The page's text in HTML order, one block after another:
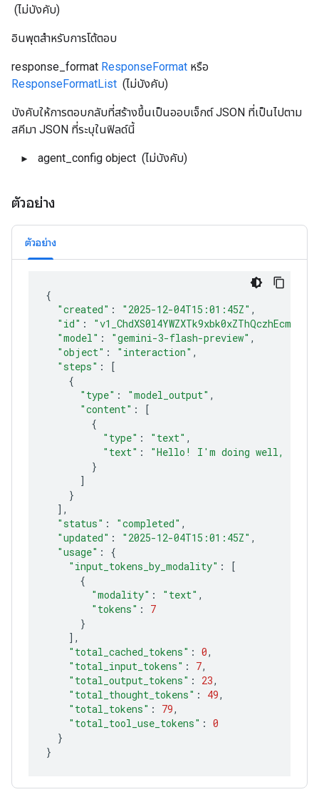
(ไม่บังคับ)
อินพุตสำหรับการโต้ตอบ
response_format ResponseFormat หรือ
ResponseFormatList (ไม่บังคับ)
บังคับให้การตอบกลับที่สร้างขึ้นเป็นออบเจ็กต์ JSON ที่เป็นไปตาม
สคีมา JSON ที่ระบุในฟิลด์นี้
agent_config object (ไม่บังคับ)
ตัวอย่าง
ตัวอย่าง
{
"created" : "2025-12-04T15:01:45Z"
"id" :
"model" : "gemini-3-flash-preview"
"object" : "interaction"
"steps" :
[
{
"type" : "model_output"
"content" :
[
{
"type" : "text"
"text" :
"Hello! I'm doing well,
}
]
}
]
"status" : "completed"
"updated" : "2025-12-04T15:01:45Z"
"usage" :
{
"input_tokens_by_modality" :
[
{
"modality" : "text"
"tokens" :
7
}
]
"total_cached_tokens" : 0
"total_input_tokens" : 7
"total_output_tokens" : 23
"total_thought_tokens" : 49
"total_tokens" : 79
"total_tool_use_tokens" : 0
}
}